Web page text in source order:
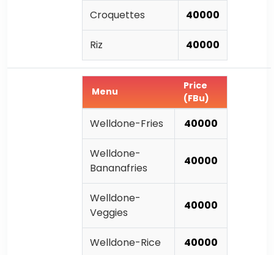
Croquettes 40000
Riz 40000
Menu
Price
(FBu)
Welldone-Fries 40000
Welldone-
Bananafries
40000
Welldone-
Veggies
40000
Welldone-Rice 40000